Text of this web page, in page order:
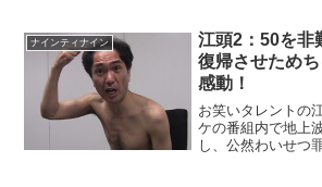
も大好きで、この
喜んでみています
ナインティナイン
江頭2：50を非
復帰させため
感動！
お笑いタレントの
ケの番組内で地上
し、公然わいせつ